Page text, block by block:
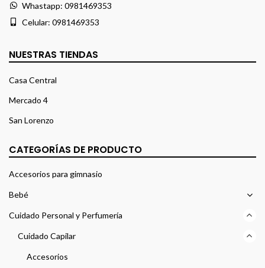
Whastapp: 0981469353
Celular: 0981469353
NUESTRAS TIENDAS
Casa Central
Mercado 4
San Lorenzo
CATEGORÍAS DE PRODUCTO
Accesorios para gimnasio
Bebé
Cuidado Personal y Perfumería
Cuidado Capilar
Accesorios